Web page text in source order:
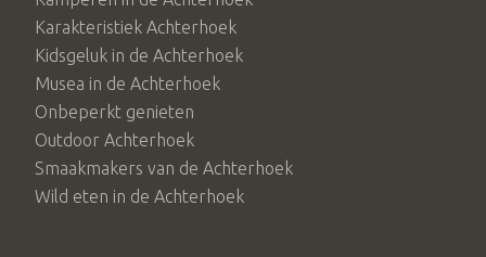
niet van toepassing.
Wanneer : vanaf 11 september elke zondagmiddag in
september en oktober 2022
Openingstijden : beide musea geopend van 12.30 tot 16.30
Karakteristiek Achterhoek
Kidsgeluk in de Achterhoek
Musea in de Achterhoek
Onbeperkt genieten
Outdoor Achterhoek
Smaakmakers van de Achterhoek
Wild eten in de Achterhoek